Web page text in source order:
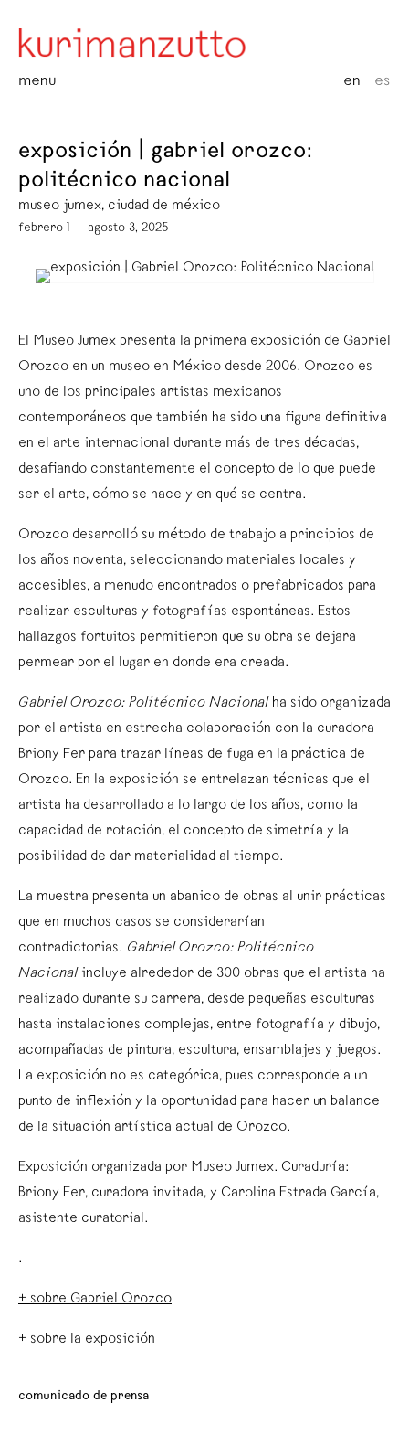
menu en es
exposición | gabriel orozco:
politécnico nacional
museo jumex, ciudad de méxico
febrero 1 — agosto 3, 2025
El Museo Jumex presenta la primera exposición de Gabriel
Orozco en un museo en México desde 2006. Orozco es
uno de los principales artistas mexicanos
contemporáneos que también ha sido una figura definitiva
en el arte internacional durante más de tres décadas,
desafiando constantemente el concepto de lo que puede
ser el arte, cómo se hace y en qué se centra.
Orozco desarrolló su método de trabajo a principios de
los años noventa, seleccionando materiales locales y
accesibles, a menudo encontrados o prefabricados para
realizar esculturas y fotografías espontáneas. Estos
hallazgos fortuitos permitieron que su obra se dejara
permear por el lugar en donde era creada.
Gabriel Orozco: Politécnico Nacional ha sido organizada
por el artista en estrecha colaboración con la curadora
Briony Fer para trazar líneas de fuga en la práctica de
Orozco. En la exposición se entrelazan técnicas que el
artista ha desarrollado a lo largo de los años, como la
capacidad de rotación, el concepto de simetría y la
posibilidad de dar materialidad al tiempo.
La muestra presenta un abanico de obras al unir prácticas
que en muchos casos se considerarían
contradictorias. Gabriel Orozco: Politécnico
Nacional incluye alrededor de 300 obras que el artista ha
realizado durante su carrera, desde pequeñas esculturas
hasta instalaciones complejas, entre fotografía y dibujo,
acompañadas de pintura, escultura, ensamblajes y juegos.
La exposición no es categórica, pues corresponde a un
punto de inflexión y la oportunidad para hacer un balance
de la situación artística actual de Orozco.
Exposición organizada por Museo Jumex. Curaduría:
Briony Fer, curadora invitada, y Carolina Estrada García,
asistente curatorial.
.
+ sobre Gabriel Orozco
+ sobre la exposición
comunicado de prensa